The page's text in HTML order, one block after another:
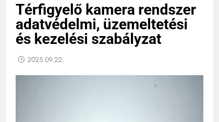
Térfigyelő kamera rendszer
adatvédelmi, üzemeltetési
és kezelési szabályzat
2025.09.22.